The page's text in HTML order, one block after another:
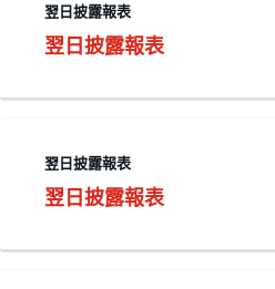
翌日披露報表
翌日披露報表
翌日披露報表
翌日披露報表